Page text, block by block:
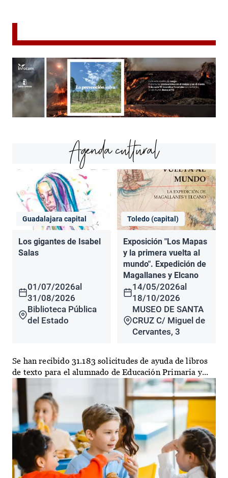
Agenda cultural
Guadalajara capital
Los gigantes de Isabel
Salas
01/07/2026al
31/08/2026
Biblioteca Pública
del Estado
Toledo (capital)
Exposición "Los Mapas
y la primera vuelta al
mundo". Expedición de
Magallanes y Elcano
14/05/2026al
18/10/2026
MUSEO DE SANTA
CRUZ C/ Miguel de
Cervantes, 3
Se han recibido 31.183 solicitudes de ayuda de libros
de texto para el alumnado de Educación Primaria y...